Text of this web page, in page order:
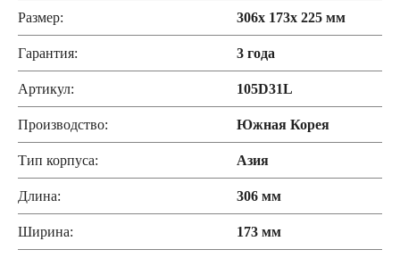
Размер: 306x 173x 225 мм
Гарантия: 3 года
Артикул: 105D31L
Производство: Южная Корея
Тип корпуса: Азия
Длина: 306 мм
Ширина: 173 мм